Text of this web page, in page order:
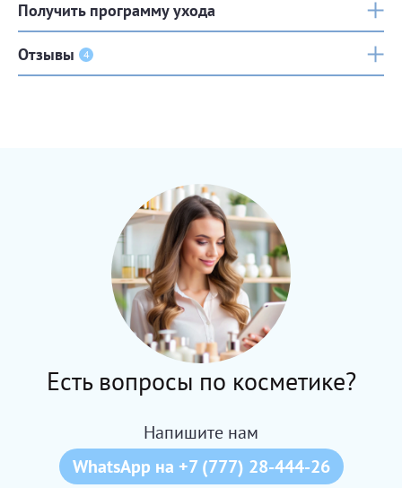
Получить программу ухода
Отзывы 4
Есть вопросы по косметике?
Напишите нам
WhatsApp на +7 (777) 28-444-26